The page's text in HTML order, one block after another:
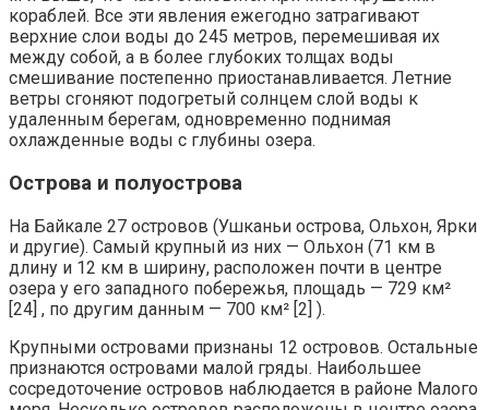
кораблей. Все эти явления ежегодно затрагивают
верхние слои воды до 245 метров, перемешивая их
между собой, а в более глубоких толщах воды
смешивание постепенно приостанавливается. Летние
ветры сгоняют подогретый солнцем слой воды к
удаленным берегам, одновременно поднимая
охлажденные воды с глубины озера.
Острова и полуострова
На Байкале 27 островов (Ушканьи острова, Ольхон, Ярки
и другие). Самый крупный из них — Ольхон (71 км в
длину и 12 км в ширину, расположен почти в центре
озера у его западного побережья, площадь — 729 км²
[24] , по другим данным — 700 км² [2] ).
Крупными островами признаны 12 островов. Остальные
признаются островами малой гряды. Наибольшее
сосредоточение островов наблюдается в районе Малого